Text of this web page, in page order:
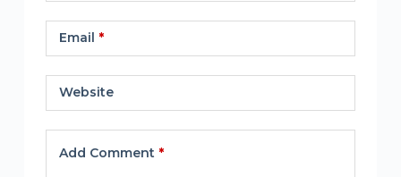
Email *
Website
Add Comment *